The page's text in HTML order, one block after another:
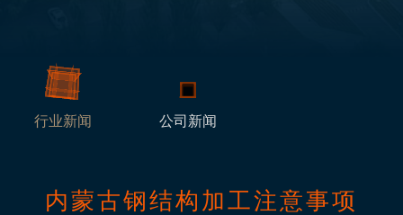
行业新闻 公司新闻
内蒙古钢结构加工注意事项